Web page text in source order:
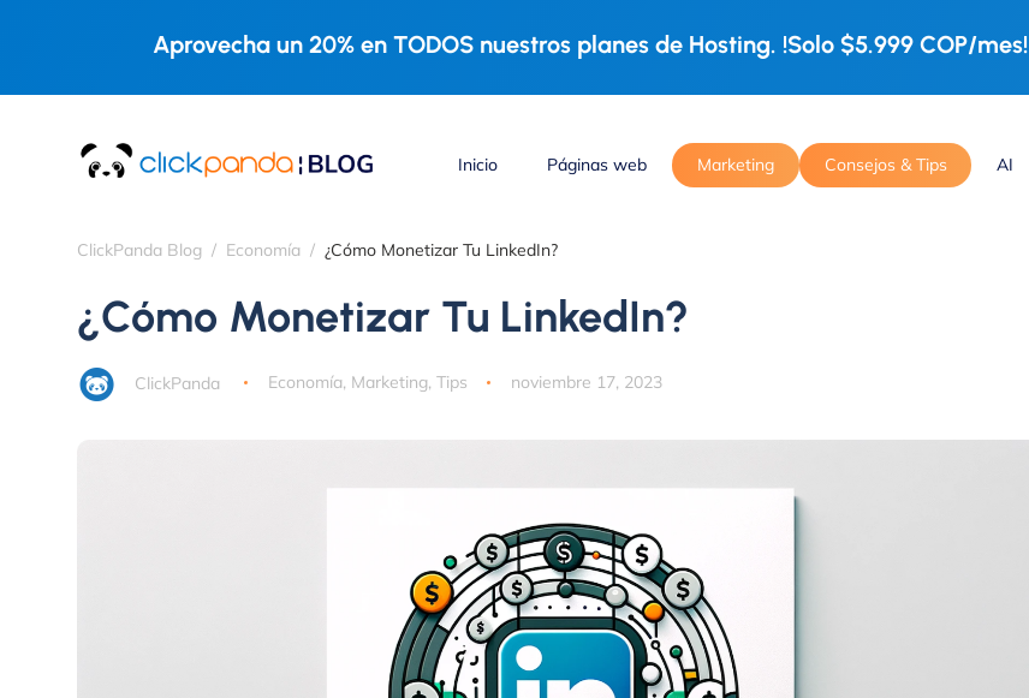
Aprovecha un 20% en TODOS nuestros planes de Hosting. !Solo $5.999 COP/mes!
Inicio Páginas web Marketing Consejos & Tips AI
ClickPanda Blog Economía ¿Cómo Monetizar Tu LinkedIn?
¿Cómo Monetizar Tu LinkedIn?
ClickPanda Economía, Marketing, Tips noviembre 17, 2023